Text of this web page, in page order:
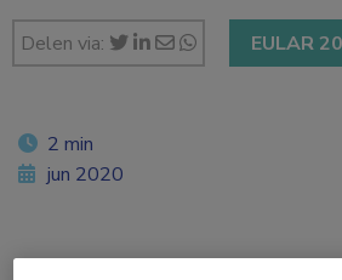
Delen via: EULAR
2 min
jun 2020